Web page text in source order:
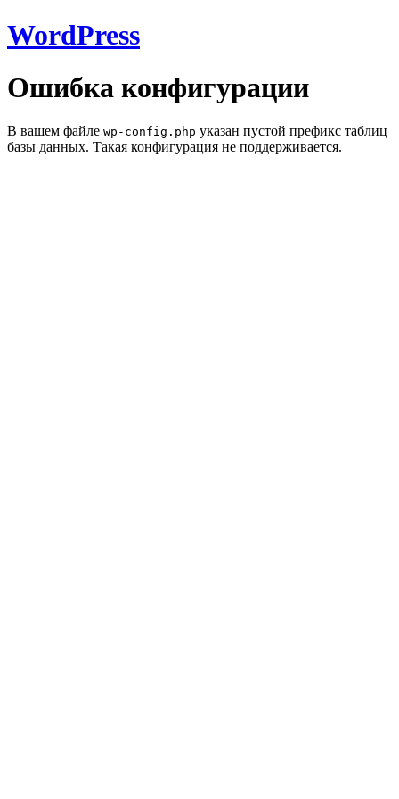
WordPress
Ошибка конфигурации
В вашем файле wp-config.php указан пустой префикс таблиц
базы данных. Такая конфигурация не поддерживается.